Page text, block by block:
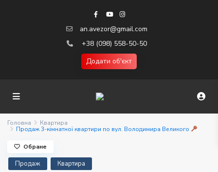
an.avezor@gmail.com
+38 (098) 558-50-50
Додати об'єкт
Головна
Квартира
Продаж 3-кімнатної квартири по вул. Володимира Великого
Продаж Квартира
Обране